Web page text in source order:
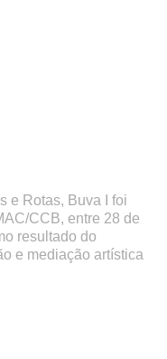
e Rotas, Buva I foi
CCB, entre 28 de
resultado do
e mediação artística